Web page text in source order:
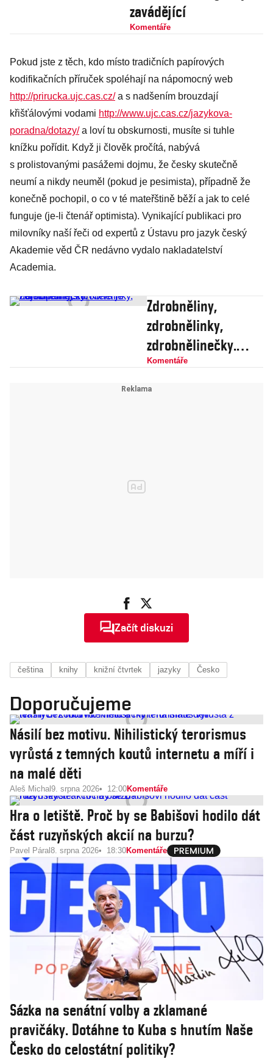
zavádějící
Komentáře
Pokud jste z těch, kdo místo tradičních papírových
kodifikačních příruček spoléhají na nápomocný web
http://prirucka.ujc.cas.cz/a s nadšením brouzdají
křišťálovými vodami http://www.ujc.cas.cz/jazykova-
poradna/dotazy/a loví tu obskurnosti, musíte si tuhle
knížku pořídit. Když ji člověk pročítá, nabývá
s prolistovanými pasážemi dojmu, že česky skutečně
neumí a nikdy neuměl (pokud je pesimista), případně že
konečně pochopil, o co v té mateřštině běží a jak to celé
funguje (je-li čtenář optimista). Vynikající publikaci pro
milovníky naší řeči od expertů z Ústavu pro jazyk český
Akademie věd ČR nedávno vydalo nakladatelství
Academia.
Zdrobněliny,
zdrobnělinky,
zdrobnělinečky.
Která je
nejstupidnější?
Komentáře
Začít diskuzi
čeština knihy knižní čtvrtek jazyky Česko
Doporučujeme
Násilí bez motivu. Nihilistický terorismus
vyrůstá z temných koutů internetu a míří i
na malé děti
Aleš Michal 9. srpna 2026 12:00Komentáře
Hra o letiště. Proč by se Babišovi hodilo dát
část ruzyňských akcií na burzu?
Pavel Páral 8. srpna 2026 18:30Komentáře
Sázka na senátní volby a zklamané
pravičáky. Dotáhne to Kuba s hnutím Naše
Česko do celostátní politiky?